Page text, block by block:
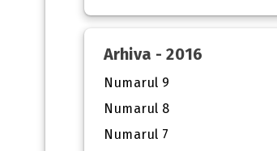
Arhiva - 2016
Numarul 9
Numarul 8
Numarul 7